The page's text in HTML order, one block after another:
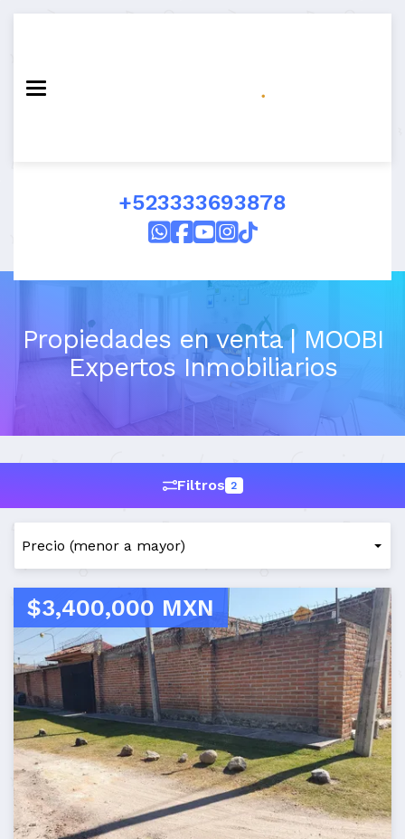
Toggle navigation
+523333693878
Propiedades en venta | MOOBI
Expertos Inmobiliarios
Filtros 2
$3,400,000 MXN